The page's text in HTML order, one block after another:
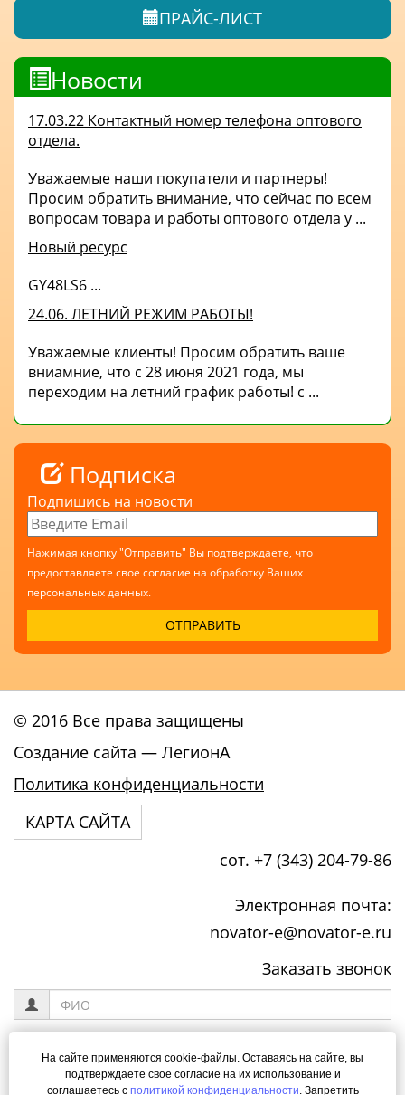
ПРАЙС-ЛИСТ
Новости
17.03.22 Контактный номер телефона оптового
отдела.
Уважаемые наши покупатели и партнеры!
Просим обратить внимание, что сейчас по всем
вопросам товара и работы оптового отдела у ...
Новый ресурс
GY48LS6 ...
24.06. ЛЕТНИЙ РЕЖИМ РАБОТЫ!
Уважаемые клиенты! Просим обратить ваше
вниамние, что с 28 июня 2021 года, мы
переходим на летний график работы! с ...
Подписка
Подпишись на новости
Нажимая кнопку "Отправить" Вы подтверждаете, что
предоставляете свое согласие на обработку Ваших
персональных данных.
© 2016 Все права защищены
Создание сайта — ЛегионА
Политика конфиденциальности
КАРТА САЙТА
сот. +7 (343) 204-79-86
Электронная почта:
novator-e@novator-e.ru
Заказать звонок
Я даю своё согласие на обработку моих персональных данных
На сайте применяются cookie-файлы. Оставаясь на сайте, вы
подтверждаете свое согласие на их использование и
соглашаетесь с политикой конфиденциальности. Запретить